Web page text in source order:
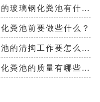
南北方使用的玻璃钢化粪池有什么区别？
粪池前要做些什么？
玻璃钢化粪池的清掏工作要怎么做？
判断玻璃钢化粪池的质量有哪些好办法？